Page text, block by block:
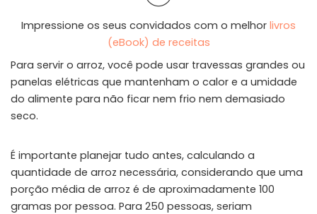
Impressione os seus convidados com o melhor livros
(eBook) de receitas
Para servir o arroz, você pode usar travessas grandes ou
panelas elétricas que mantenham o calor e a umidade
do alimente para não ficar nem frio nem demasiado
seco.
É importante planejar tudo antes, calculando a
quantidade de arroz necessária, considerando que uma
porção média de arroz é de aproximadamente 100
gramas por pessoa. Para 250 pessoas, seriam